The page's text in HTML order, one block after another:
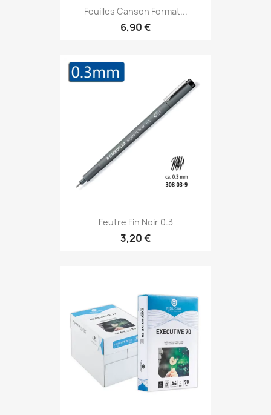
Feuilles Canson Format...
6,90 €
Feutre Fin Noir 0.3
3,20 €